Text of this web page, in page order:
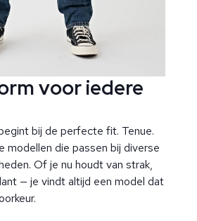
voor iedere
bij de perfecte fit. Tenue.
modellen die passen bij diverse
Of je nu houdt van strak,
— je vindt altijd een model dat